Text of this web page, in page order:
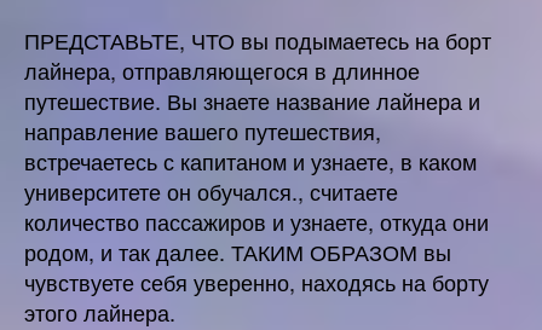
ПРЕДСТАВЬТЕ, ЧТО вы подымаетесь на борт
лайнера, отправляющегося в длинное
путешествие. Вы знаете название лайнера и
направление вашего путешествия,
встречаетесь с капитаном и узнаете, в каком
университете он обучался., считаете
количество пассажиров и узнаете, откуда они
родом, и так далее. ТАКИМ ОБРАЗОМ вы
чувствуете себя уверенно, находясь на борту
этого лайнера.